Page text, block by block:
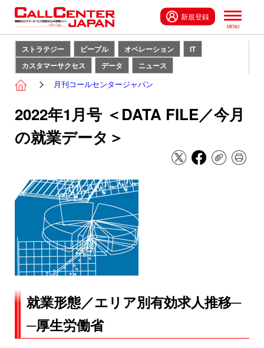
新規登録
ストラテジー ピープル オペレーション
IT
カスタマーサクセス
データ ニュース
月刊コールセンタージャパン
2022年1月号 ＜DATA FILE／今月
の就業データ＞
就業形態／エリア別有効求人推移─
─厚生労働省